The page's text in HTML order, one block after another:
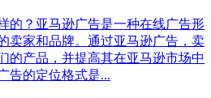
的？亚马逊广告是一种在线广告形
卖家和品牌。通过亚马逊广告，卖
的产品，并提高其在亚马逊市场中
告的定位格式是...